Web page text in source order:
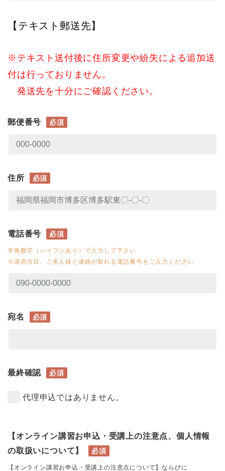
【テキスト郵送先】
※テキスト送付後に住所変更や紛失による追加送
付は行っておりません。
発送先を十分にご確認ください。
郵便番号 必須
住所 必須
電話番号 必須
半角数字（ハイフンあり）で入力して下さい
※講習当日、ご本人様と連絡が取れる電話番号をご入力ください
宛名 必須
最終確認 必須
代理申込ではありません。
【オンライン講習お申込・受講上の注意点、個人情報
の取扱いについて】
必須
【オンライン講習お申込・受講上の注意点について】ならびに